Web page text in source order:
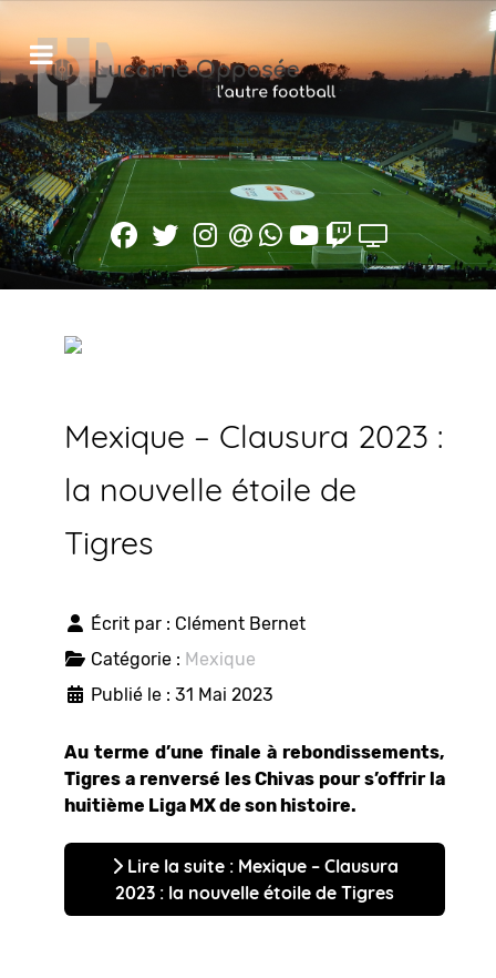
Mexique – Clausura 2023 :
la nouvelle étoile de
Tigres
Écrit par : Clément Bernet
Catégorie : Mexique
Publié le : 31 Mai 2023
Au terme d’une finale à rebondissements,
Tigres a renversé les Chivas pour s’offrir la
huitième Liga MX de son histoire.
Lire la suite : Mexique – Clausura
2023 : la nouvelle étoile de Tigres